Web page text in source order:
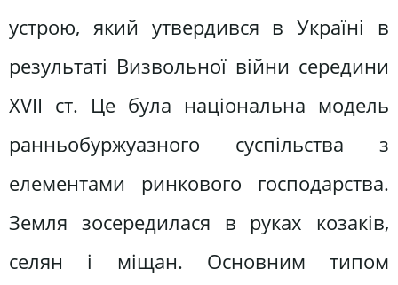
устрою, який утвердився в Україні в
результаті Визвольної війни середини
XVII ст. Це була національна модель
ранньобуржуазного суспільства з
елементами ринкового господарства.
Земля зосередилася в руках козаків,
селян і міщан. Основним типом